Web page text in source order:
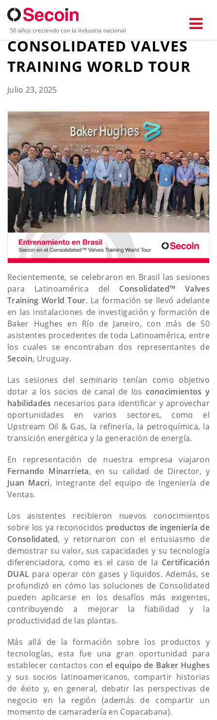
56 años creciendo con la industria nacional
SECOIN PRESENTE EN EL
CONSOLIDATED VALVES
TRAINING WORLD TOUR
Julio 23, 2025
Recientemente, se celebraron en Brasil las sesiones
para Latinoamérica del Consolidated™ Valves
Training World Tour. La formación se llevó adelante
en las instalaciones de investigación y formación de
Baker Hughes en Río de Janeiro, con más de 50
asistentes procedentes de toda Latinoamérica, entre
los cuales se encontraban dos representantes de
Secoin, Uruguay.
Las sesiones del seminario tenían como objetivo
dotar a los socios de canal de los conocimientos y
habilidades necesarios para identificar y aprovechar
oportunidades en varios sectores, como el
Upstream Oil & Gas, la refinería, la petroquímica, la
transición energética y la generación de energía.
En representación de nuestra empresa viajaron
Fernando Minarrieta, en su calidad de Director, y
Juan Macri, integrante del equipo de Ingeniería de
Ventas.
Los asistentes recibieron nuevos conocimientos
sobre los ya reconocidos productos de ingeniería de
Consolidated, y retornaron con el entusiasmo de
demostrar su valor, sus capacidades y su tecnología
diferenciadora, como es el caso de la Certificación
DUAL para operar con gases y líquidos. Además, se
profundizó en cómo las soluciones de Consolidated
pueden aplicarse en los desafíos más exigentes,
contribuyendo a mejorar la fiabilidad y la
productividad de las plantas.
Más allá de la formación sobre los productos y
tecnologías, esta fue una gran oportunidad para
establecer contactos con el equipo de Baker Hughes
y sus socios latinoamericanos, compartir historias
de éxito y, en general, debatir las perspectivas de
negocio en la región (además de compartir un
momento de camaradería en Copacabana).